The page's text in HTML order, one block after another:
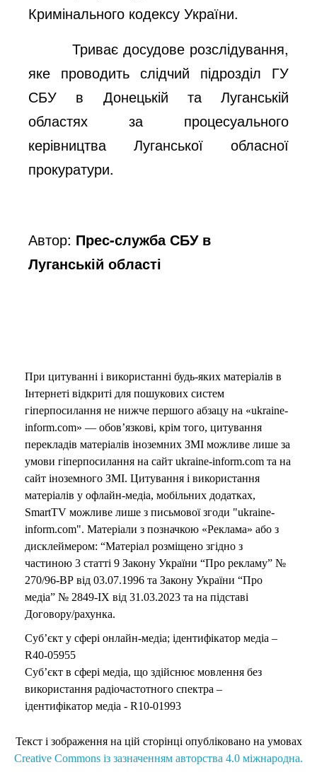
Кримінального кодексу України.
Триває досудове розслідування,
яке проводить слідчий підрозділ ГУ
СБУ в Донецькій та Луганській
областях за процесуального
керівництва Луганської обласної
прокуратури.
Автор: Прес-служба СБУ в
Луганській області
При цитуванні і використанні будь-яких матеріалів в
Інтернеті відкриті для пошукових систем
гіперпосилання не нижче першого абзацу на «ukraine-
inform.com» — обов’язкові, крім того, цитування
перекладів матеріалів іноземних ЗМІ можливе лише за
умови гіперпосилання на сайт ukraine-inform.com та на
сайт іноземного ЗМІ. Цитування і використання
матеріалів у офлайн-медіа, мобільних додатках,
SmartTV можливе лише з письмової згоди "ukraine-
inform.com". Матеріали з позначкою «Реклама» або з
дисклеймером: “Матеріал розміщено згідно з
частиною 3 статті 9 Закону України “Про рекламу” №
270/96-ВР від 03.07.1996 та Закону України “Про
медіа” № 2849-IX від 31.03.2023 та на підставі
Договору/рахунка.
Суб’єкт у сфері онлайн-медіа; ідентифікатор медіа –
R40-05955
Суб’єкт в сфері медіа, що здійснює мовлення без
використання радіочастотного спектра –
ідентифікатор медіа - R10-01993
Текст і зображення на цій сторінці опубліковано на умовах
Creative Commons із зазначенням авторства 4.0 міжнародна.